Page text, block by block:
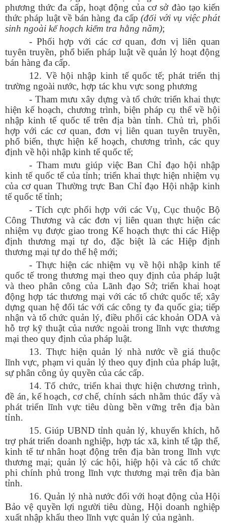
phương thức đa cấp, hoạt động của cơ sở đào tạo kiến
thức pháp luật về bán hàng đa cấp(đối với vụ việc phát
sinh ngoài kế hoạch kiểm tra hằng năm);
- Phối hợp với các cơ quan, đơn vị liên quan
tuyên truyền, phổ biến pháp luật về quản lý hoạt động
bán hàng đa cấp.
12. Về hội nhập kinh tế quốc tế; phát triển thị
trường ngoài nước, hợp tác khu vực song phương
- Tham mưu xây dựng và tổ chức triển khai thực
hiện kế hoạch, chương trình, biện pháp cụ thể về hội
nhập kinh tế quốc tế trên địa bàn tỉnh. Chủ trì, phối
hợp với các cơ quan, đơn vị liên quan tuyên truyền,
phổ biến, thực hiện kế hoạch, chương trình, các quy
định về hội nhập kinh tế quốc tế;
- Tham mưu giúp việc Ban Chỉ đạo hội nhập
kinh tế quốc tế của tỉnh; triển khai thực hiện nhiệm vụ
của cơ quan Thường trực Ban Chỉ đạo Hội nhập kinh
tế quốc tế tỉnh;
- Tích cực phối hợp với các Vụ, Cục thuộc Bộ
Công Thương và các đơn vị liên quan thực hiện các
nhiệm vụ được giao trong Kế hoạch thực thi các Hiệp
định thương mại tự do, đặc biệt là các Hiệp định
thương mại tự do thế hệ mới;
- Thực hiện các nhiệm vụ về hội nhập kinh tế
quốc tế trong thương mại theo quy định của pháp luật
và theo phân công của Lãnh đạo Sở; triển khai hoạt
động hợp tác thương mại với các tổ chức quốc tế; xây
dựng quan hệ đối tác với các công ty đa quốc gia; tiếp
nhận và tổ chức quản lý, điều phối các khoản ODA và
hỗ trợ kỹ thuật của nước ngoài trong lĩnh vực thương
mại theo quy định của pháp luật.
13. Thực hiện quản lý nhà nước về giá thuộc
lĩnh vực, phạm vi quản lý theo quy định của pháp luật,
sự phân công ủy quyền của các cấp.
14.Tổ chức, triển khai thực hiện chương trình,
đề án, kế hoạch, cơ chế, chính sách nhằm thúc đẩy và
phát triển lĩnh vực tiêu dùng bền vững trên địa bàn
tỉnh.
15. Giúp UBND tỉnh quản lý, khuyến khích, hỗ
trợ phát triển doanh nghiệp, hợp tác xã, kinh tế tập thể,
kinh tế tư nhân hoạt động trên địa bàn trong lĩnh vực
thương mại; quản lý các hội, hiệp hội và các tổ chức
phi chính phủ trong lĩnh vực thương mại trên địa bàn
tỉnh.
16. Quản lý nhà nước đối với hoạt động của Hội
Bảo vệ quyền lợi người tiêu dùng, Hội doanh nghiệp
xuất nhập khẩu theo lĩnh vực quản lý của ngành.
Số:1792/KH-SCT
Tên:
(Kế hoạch thực hiện Nghị quyết số 57-NQ/TW, ngày
22/12/2024 của Bộ Chính trị về đột phá phát triển khoa học,
công nghệ, đổi mới sáng tạo và chuyển đổi số quốc gia năm
2026)
Ngày ban hành: (09/05/2026)
Số:3092/SCT-QLTM
Tên:(Tuyên truyền, phổ biến thông tin Sổ tay hướng dẫn thực
thi, hỏi đáp các quy định SPS trong xuất khẩu nông - lâm - thủy
sản vào thị trường EU)
Ngày ban hành: (12/07/2026)
Số:1771/SCT-VP
Tên:(V/v triển khai thực hiện Thông báo số 01-TB/CQTTBCĐ